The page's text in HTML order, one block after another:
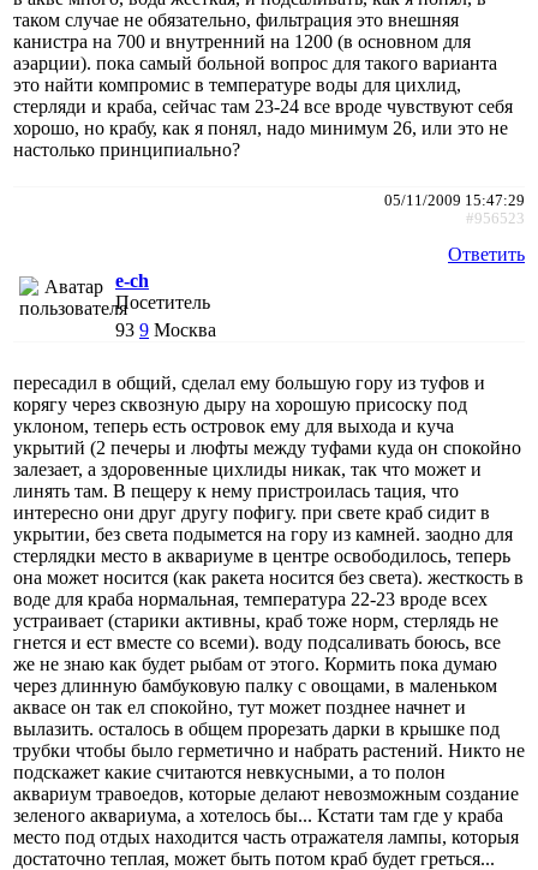
таком случае не обязательно, фильтрация это внешняя
канистра на 700 и внутренний на 1200 (в основном для
аэарции). пока самый больной вопрос для такого варианта
это найти компромис в температуре воды для цихлид,
стерляди и краба, сейчас там 23-24 все вроде чувствуют себя
хорошо, но крабу, как я понял, надо минимум 26, или это не
настолько принципиально?
05/11/2009 15:47:29
#956523
Ответить
e-ch
Посетитель
93 9 Москва
пересадил в общий, сделал ему большую гору из туфов и
корягу через сквозную дыру на хорошую присоску под
уклоном, теперь есть островок ему для выхода и куча
укрытий (2 печеры и люфты между туфами куда он спокойно
залезает, а здоровенные цихлиды никак, так что может и
линять там. В пещеру к нему пристроилась тация, что
интересно они друг другу пофигу. при свете краб сидит в
укрытии, без света подымется на гору из камней. заодно для
стерлядки место в аквариуме в центре освободилось, теперь
она может носится (как ракета носится без света). жесткость в
воде для краба нормальная, температура 22-23 вроде всех
устраивает (старики активны, краб тоже норм, стерлядь не
гнется и ест вместе со всеми). воду подсаливать боюсь, все
же не знаю как будет рыбам от этого. Кормить пока думаю
через длинную бамбуковую палку с овощами, в маленьком
аквасе он так ел спокойно, тут может позднее начнет и
вылазить. осталось в общем прорезать дарки в крышке под
трубки чтобы было герметично и набрать растений. Никто не
подскажет какие считаются невкусными, а то полон
аквариум травоедов, которые делают невозможным создание
зеленого аквариума, а хотелось бы... Кстати там где у краба
место под отдых находится часть отражателя лампы, которыя
достаточно теплая, может быть потом краб будет греться...